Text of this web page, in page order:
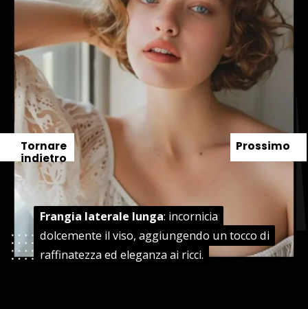
Frangia laterale lunga: incornicia
dolcemente il viso, aggiungendo un tocco di
raffinatezza ed eleganza ai ricci.
Frangia laterale lunga: incornicia
dolcemente il viso, aggiungendo un tocco di
raffinatezza ed eleganza ai ricci.
Prossimo
Tornare
indietro